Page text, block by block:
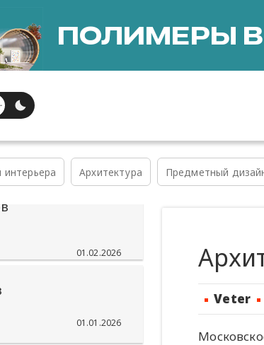
ПОЛИМЕРЫ В
интерьера Архитектура Предметный
High End
01.02.2026
01.02.2026
01.01.2026
Veter